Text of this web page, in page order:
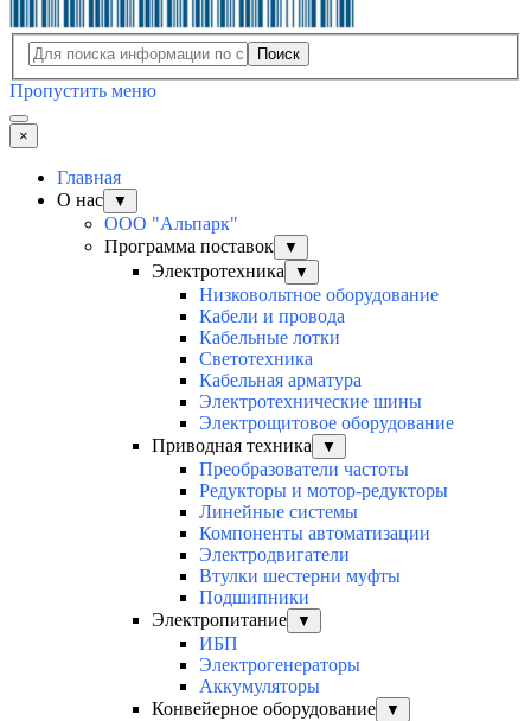
Поиск
Пропустить меню
×
Главная
О нас
▼
ООО "Альпарк"
Программа поставок
▼
Электротехника ▼
Низковольтное оборудование
Кабели и провода
Кабельные лотки
Светотехника
Кабельная арматура
Электротехнические шины
Электрощитовое оборудование
Приводная техника
▼
Преобразователи частоты
Редукторы и мотор-редукторы
Линейные системы
Компоненты автоматизации
Электродвигатели
Втулки шестерни муфты
Подшипники
Электропитание
▼
ИБП
Электрогенераторы
Аккумуляторы
Конвейерное оборудование
▼